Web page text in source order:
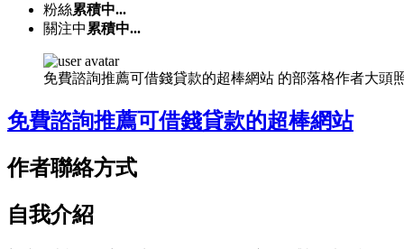
粉絲累積中...
關注中 累積中...
免費諮詢推薦可借錢貸款的超棒網站 的部落格作者大頭
免費諮詢推薦可借錢貸款的超棒網站
作者聯絡方式
自我介紹